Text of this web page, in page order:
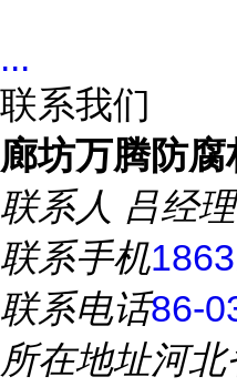
...
联系我们
廊坊万腾防腐
联系人 吕经理
联系手机
联系电话86-
所在地址河北